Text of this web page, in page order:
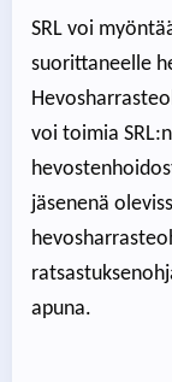
SRL voi
suorittaneelle
voi toimia
jäsenenä
apuna.